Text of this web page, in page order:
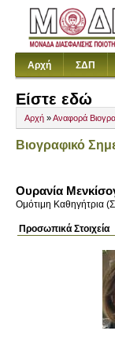
Αρχή ΣΔΠ
Είστε εδώ
Αρχή »Αναφορά
Βιογραφικό
Ουρανία
Ομότιμη Καθηγήτρια
Προσωπικά Στοιχεία